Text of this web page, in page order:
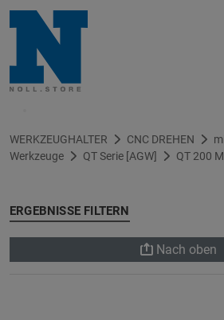
WERKZEUGHALTER CNC DREHEN
Werkzeuge
QT Serie [AGW] QT 200
ERGEBNISSE FILTERN
Nach oben